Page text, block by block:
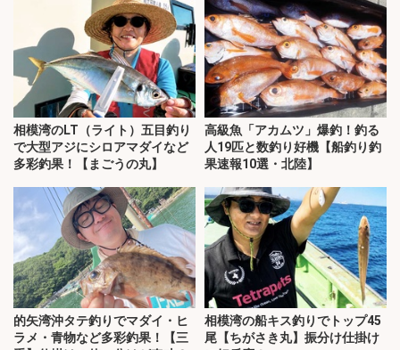
相模湾のLT（ライト）五目釣り
で大型アジにシロアマダイなど
多彩釣果！【まごうの丸】
高級魚「アカムツ」爆釣！釣る
人19匹と数釣り好機【船釣り釣
果速報10選・北陸】
的矢湾沖タテ釣りでマダイ・ヒ
ラメ・青物など多彩釣果！【三
相模湾の船キス釣りでトップ45
尾【ちがさき丸】振分け仕掛け